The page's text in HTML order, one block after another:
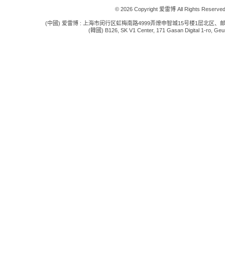
© 2026 Copyright 爱雷博 All Rights
(中國) 爱雷博 : 上海市闵行区虹梅南路4999弄燎申智城15号楼1层北区、
(韓國) B126, SK V1 Center, 171 Gasan Digital 1-ro,